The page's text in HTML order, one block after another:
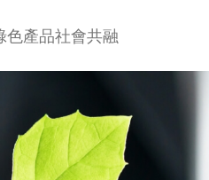
色產品社會共融